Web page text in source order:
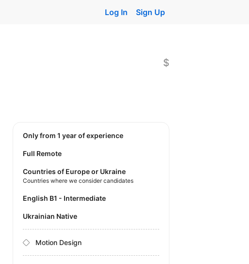
Log In Sign Up
$
Only from 1 year of experience
Full Remote
Countries of Europe or Ukraine
Countries where we consider candidates
English B1 - Intermediate
Ukrainian Native
Motion Design